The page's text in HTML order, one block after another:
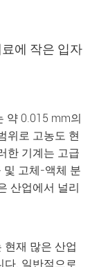
에 작은 입자
약 0.015 mm의
위로 고농도 현
한 기계는 고급
및 고체-액체 분
산업에서 널리
현재 많은 산업
다. 일반적으로